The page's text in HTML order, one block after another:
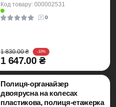
Код товару: 000002531
0
1 830.00 ₴ -10%
1 647.00 ₴
Полиця-органайзер
двоярусна на колесах
пластикова, полиця-етажерка